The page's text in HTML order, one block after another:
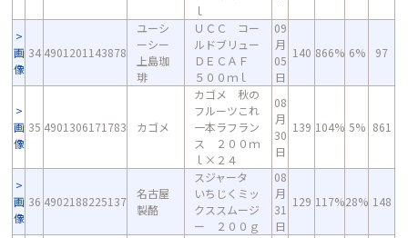
ｌ
画
像
34 4901201143878
ユーシ
ーシー
上島珈
琲
ＵＣＣ コー
ルドブリュー
ＤＥＣＡＦ
５００ｍｌ
09
月
05
日
140 866% 6% 97
画
像
35 4901306171783 カゴメ
カゴメ 秋の
フルーツこれ
一本ラフラン
ス ２００ｍ
ｌ×２４
08
月
30
日
139 104% 5% 861
画
像
36 4902188225137
名古屋
製酪
スジャータ
いちじくミッ
クススムージ
ー ２００ｇ
08
月
31
日
129 117%28% 148